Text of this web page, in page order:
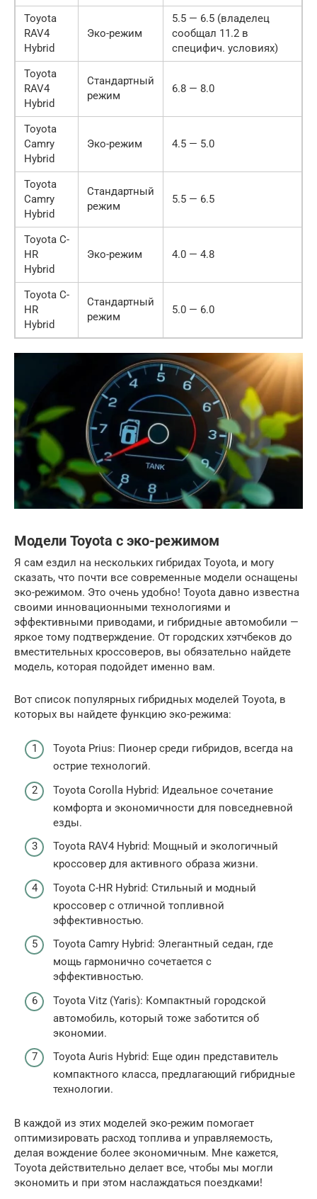
Toyota
RAV4
Hybrid
Эко-режим
5.5 — 6.5 (владелец
сообщал 11.2 в
специфич. условиях)
Toyota
RAV4
Hybrid
Стандартный
режим
6.8 — 8.0
Toyota
Camry
Hybrid
Эко-режим 4.5 — 5.0
Toyota
Camry
Hybrid
Стандартный
режим
5.5 — 6.5
Toyota C-
HR
Hybrid
Эко-режим 4.0 — 4.8
Toyota C-
HR
Hybrid
Стандартный
режим
5.0 — 6.0
Модели Toyota с эко-режимом
Я сам ездил на нескольких гибридах Toyota, и могу
сказать, что почти все современные модели оснащены
эко-режимом. Это очень удобно! Toyota давно известна
своими инновационными технологиями и
эффективными приводами, и гибридные автомобили —
яркое тому подтверждение. От городских хэтчбеков до
вместительных кроссоверов, вы обязательно найдете
модель, которая подойдет именно вам.
Вот список популярных гибридных моделей Toyota, в
которых вы найдете функцию эко-режима:
Toyota Prius: Пионер среди гибридов, всегда на
острие технологий.
Toyota Corolla Hybrid: Идеальное сочетание
комфорта и экономичности для повседневной
езды.
Toyota RAV4 Hybrid: Мощный и экологичный
кроссовер для активного образа жизни.
Toyota C-HR Hybrid: Стильный и модный
кроссовер с отличной топливной
эффективностью.
Toyota Camry Hybrid: Элегантный седан, где
мощь гармонично сочетается с
эффективностью.
Toyota Vitz (Yaris): Компактный городской
автомобиль, который тоже заботится об
экономии.
Toyota Auris Hybrid: Еще один представитель
компактного класса, предлагающий гибридные
технологии.
В каждой из этих моделей эко-режим помогает
оптимизировать расход топлива и управляемость,
делая вождение более экономичным. Мне кажется,
Toyota действительно делает все, чтобы мы могли
экономить и при этом наслаждаться поездками!